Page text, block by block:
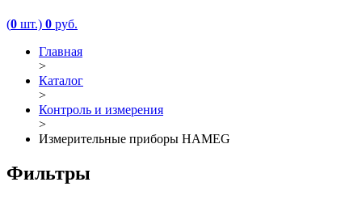
(0 шт.) 0 руб.
Главная
>
Каталог
>
Контроль и измерения
>
Измерительные приборы HAMEG
Фильтры